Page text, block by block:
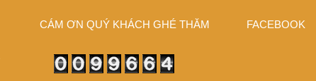
CÁM ƠN QUÝ KHÁCH GHÉ THĂM FACEBOOK